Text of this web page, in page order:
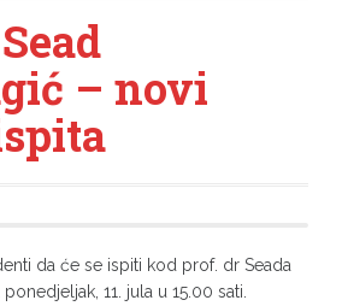
– novi
da će se ispiti kod prof. dr Seada
11. jula u 15.00 sati.